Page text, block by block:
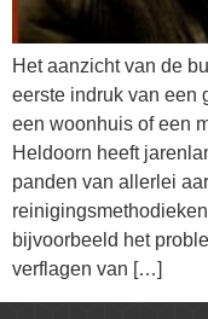
Het aanzicht van de
eerste indruk van een
een woonhuis of een
Heldoorn heeft
panden van allerlei
bijvoorbeeld het
verflagen van […]